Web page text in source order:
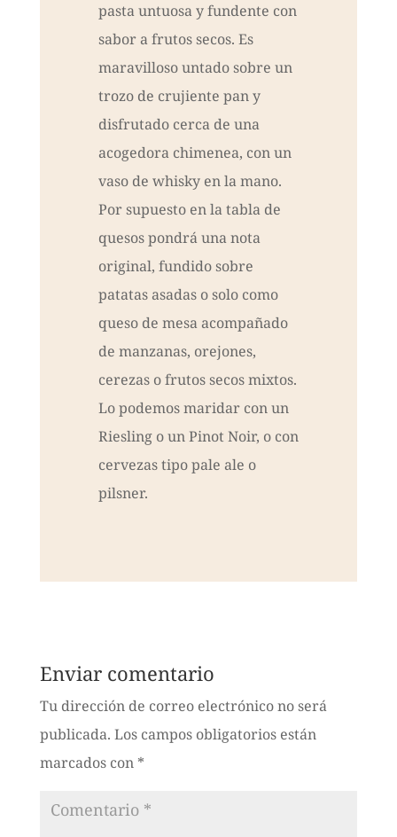
pasta untuosa y fundente con
sabor a frutos secos. Es
maravilloso untado sobre un
trozo de crujiente pan y
disfrutado cerca de una
acogedora chimenea, con un
vaso de whisky en la mano.
Por supuesto en la tabla de
quesos pondrá una nota
original, fundido sobre
patatas asadas o solo como
queso de mesa acompañado
de manzanas, orejones,
cerezas o frutos secos mixtos.
Lo podemos maridar con un
Riesling o un Pinot Noir, o con
cervezas tipo pale ale o
pilsner.
Enviar comentario
Tu dirección de correo electrónico no será
publicada. Los campos obligatorios están
marcados con *